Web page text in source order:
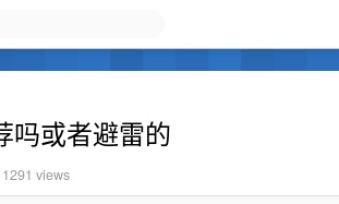
吗或者避雷的
1291 views